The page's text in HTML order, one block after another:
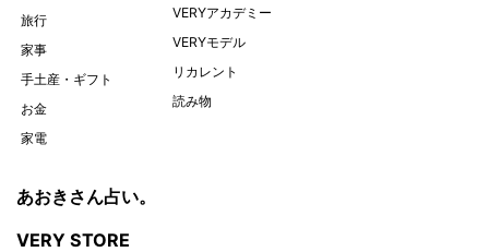
旅行
家事
手土産・ギフト
お金
家電
VERYアカデミー
VERYモデル
リカレント
読み物
あおきさん占い。
VERY STORE